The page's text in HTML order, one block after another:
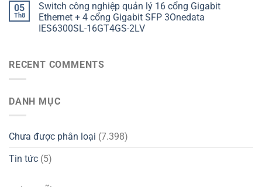
05
Th8
Switch công nghiệp quản lý 16 cổng Gigabit
Ethernet + 4 cổng Gigabit SFP 3Onedata
IES6300SL-16GT4GS-2LV
RECENT COMMENTS
DANH MỤC
Chưa được phân loại (7.398)
Tin tức (5)